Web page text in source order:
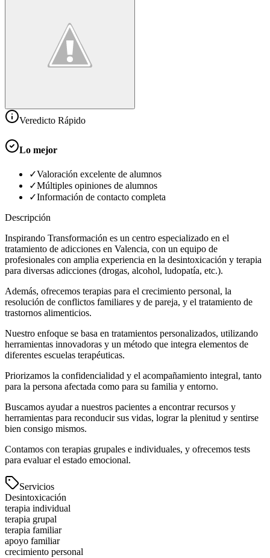
Veredicto Rápido
Lo mejor
✓Valoración excelente de alumnos
✓Múltiples opiniones de alumnos
✓Información de contacto completa
Descripción
Inspirando Transformación es un centro especializado en el
tratamiento de adicciones en Valencia, con un equipo de
profesionales con amplia experiencia en la desintoxicación y terapia
para diversas adicciones (drogas, alcohol, ludopatía, etc.).
Además, ofrecemos terapias para el crecimiento personal, la
resolución de conflictos familiares y de pareja, y el tratamiento de
trastornos alimenticios.
Nuestro enfoque se basa en tratamientos personalizados, utilizando
herramientas innovadoras y un método que integra elementos de
diferentes escuelas terapéuticas.
Priorizamos la confidencialidad y el acompañamiento integral, tanto
para la persona afectada como para su familia y entorno.
Buscamos ayudar a nuestros pacientes a encontrar recursos y
herramientas para reconducir sus vidas, lograr la plenitud y sentirse
bien consigo mismos.
Contamos con terapias grupales e individuales, y ofrecemos tests
para evaluar el estado emocional.
Servicios
Desintoxicación
terapia individual
terapia grupal
terapia familiar
apoyo familiar
crecimiento personal